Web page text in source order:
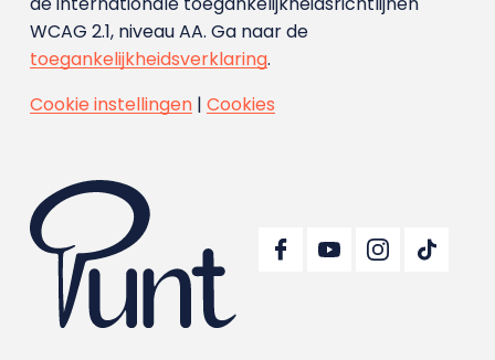
WCAG 2.1, niveau AA. Ga naar de
toegankelijkheidsverklaring.
Cookie instellingen| Cookies